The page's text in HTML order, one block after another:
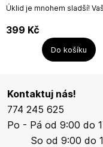
Úklid je mnohem sladší!
oblíbeným kamarádem na
Náš víceúčelový čistič
rozprašovačem 450ml
399 Kč
Do košíku
Kontaktuj nás!
774 245 625
Po - Pá od 9:00 do
So od 9:00 do